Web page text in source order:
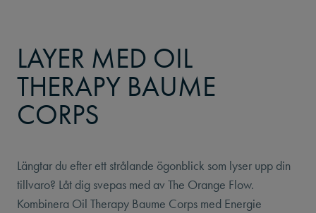
LAYER MED OIL
THERAPY BAUME
CORPS
Längtar du efter ett strålande ögonblick som lyser upp din
tillvaro? Låt dig svepas med av The Orange Flow.
Kombinera Oil Therapy Baume Corps med Energie